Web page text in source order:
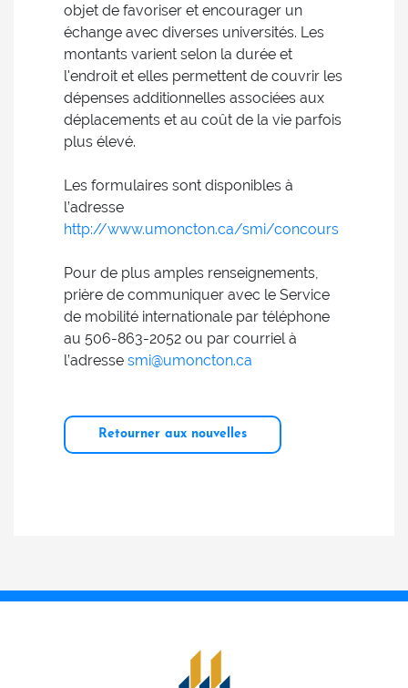
objet de favoriser et encourager un
échange avec diverses universités. Les
montants varient selon la durée et
l'endroit et elles permettent de couvrir les
dépenses additionnelles associées aux
déplacements et au coût de la vie parfois
plus élevé.
Les formulaires sont disponibles à
l’adresse
http://www.umoncton.ca/smi/concours
Pour de plus amples renseignements,
prière de communiquer avec le Service
de mobilité internationale par téléphone
au 506-863-2052 ou par courriel à
l’adresse smi@umoncton.ca
Retourner aux nouvelles